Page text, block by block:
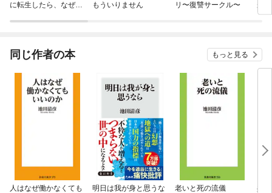
に転生したら、なぜか
もういりません
リ〜復讐サークル〜
が
ぎ
同じ作者の本 もっと見る
人はなぜ働かなくても
明日は我が身と思うな
老いと死の流儀 共